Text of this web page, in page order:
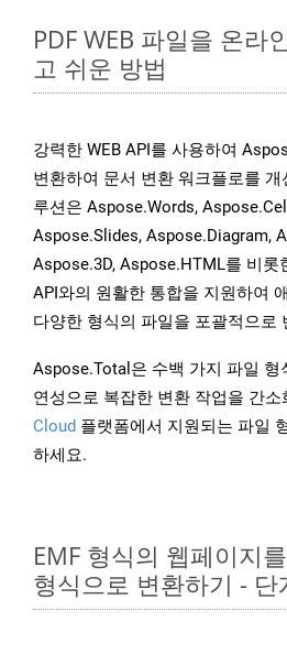
PDF WEB 파일을 온라
고 쉬운 방법
강력한 WEB API를 사용하여
변환하여 문서 변환 워크플로를
루션은 Aspose.Words,
Aspose.Slides, Aspose.Diagram,
Aspose.3D, Aspose.HTML를 비롯
API와의 원활한 통합을 지원하여
다양한 형식의 파일을 포괄적으로
Aspose.Total은 수백 가지 파일 형
연성으로 복잡한 변환 작업을 간소
Cloud 플랫폼에서 지원되는 파일
하세요.
EMF 형식의 웹페이지
형식으로 변환하기 - 단